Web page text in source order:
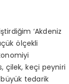
‘Akdeniz
ölçekli
çilek, keçi peyniri
tedarik